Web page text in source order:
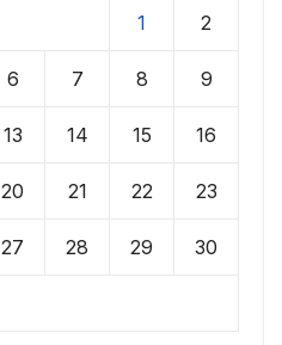
1 2
6 7 8 9
13 14 15 16
20 21 22 23
27 28 29 30